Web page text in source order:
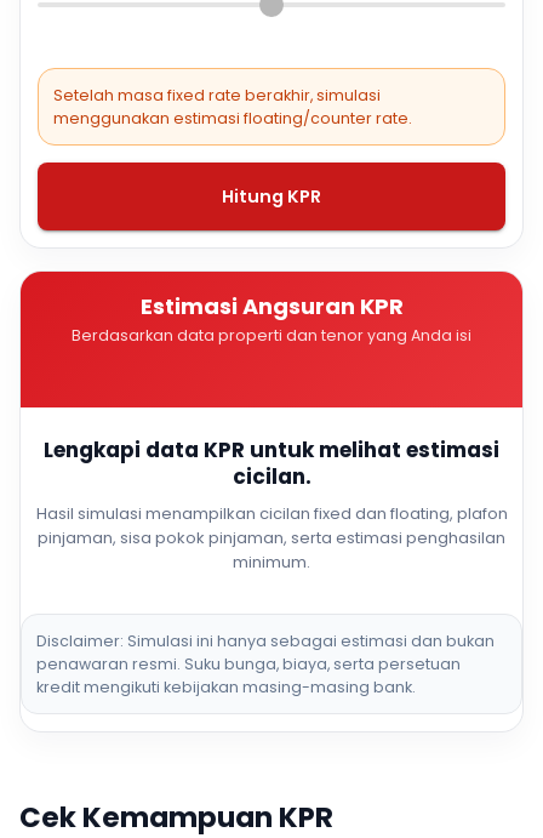
Setelah masa fixed rate berakhir, simulasi
menggunakan estimasi floating/counter rate.
Hitung KPR
Estimasi Angsuran KPR
Berdasarkan data properti dan tenor yang Anda isi
Lengkapi data KPR untuk melihat estimasi
cicilan.
Hasil simulasi menampilkan cicilan fixed dan floating, plafon
pinjaman, sisa pokok pinjaman, serta estimasi penghasilan
minimum.
Disclaimer: Simulasi ini hanya sebagai estimasi dan bukan
penawaran resmi. Suku bunga, biaya, serta persetuan
kredit mengikuti kebijakan masing-masing bank.
Cek Kemampuan KPR